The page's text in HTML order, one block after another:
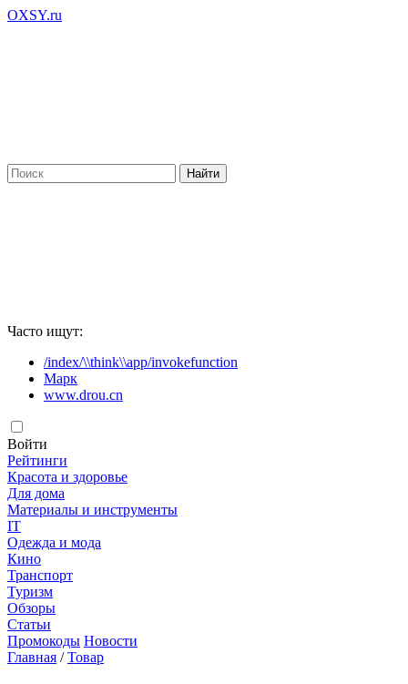
OXSY.ru
Часто ищут:
/index/\\think\\app/invokefunction
Марк
www.drou.cn
Войти
Рейтинги
Красота и здоровье
Для дома
Материалы и инструменты
IT
Одежда и мода
Кино
Транспорт
Туризм
Обзоры
Статьи
Промокоды Новости
Главная /Товар